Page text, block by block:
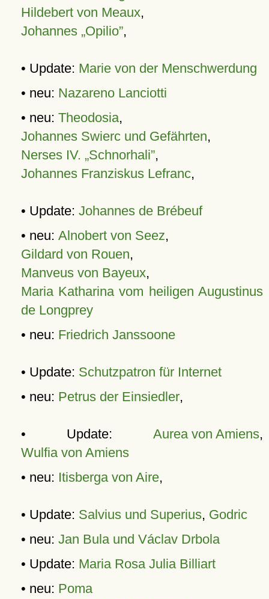
Hildebert von Meaux,
Johannes „Opilio”,
• Update: Marie von der Menschwerdung
• neu: Nazareno Lanciotti
• neu: Theodosia,
Johannes Swierc und Gefährten,
Nerses IV. „Schnorhali”,
Johannes Franziskus Lefranc,
• Update: Johannes de Brébeuf
• neu: Alnobert von Seez,
Gildard von Rouen,
Manveus von Bayeux,
Maria Katharina vom heiligen Augustinus
de Longprey
• neu: Friedrich Janssoone
• Update: Schutzpatron für Internet
• neu: Petrus der Einsiedler,
• Update: Aurea von Amiens,
Wulfia von Amiens
• neu: Itisberga von Aire,
• Update: Salvius und Superius, Godric
• neu: Jan Bula und Václav Drbola
• Update: Maria Rosa Julia Billiart
• neu: Poma